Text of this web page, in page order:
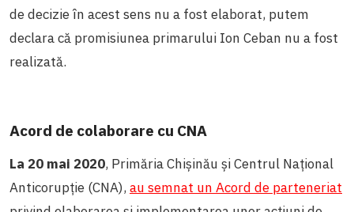
de decizie în acest sens nu a fost elaborat, putem
declara că promisiunea primarului Ion Ceban nu a fost
realizată.
Acord de colaborare cu CNA
La 20 mai 2020, Primăria Chișinău și Centrul Naţional
Anticorupţie (CNA), au semnat un Acord de parteneriat